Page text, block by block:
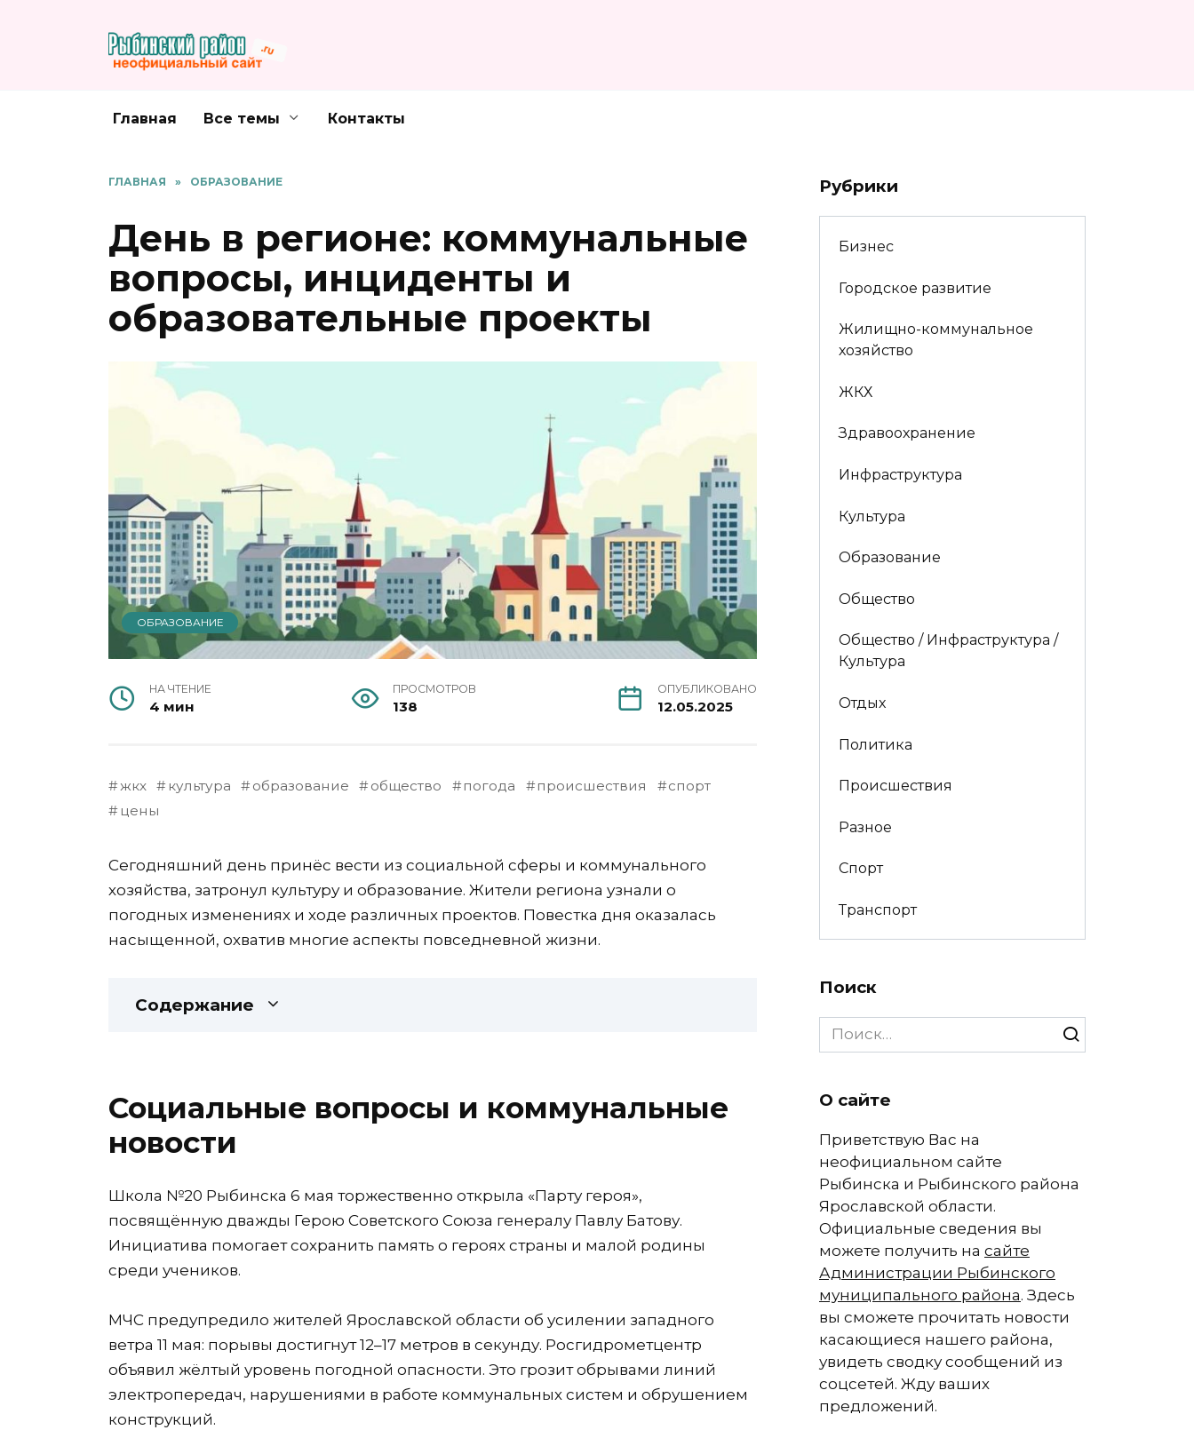
Главная Все темы Контакты
ГЛАВНАЯ » ОБРАЗОВАНИЕ
День в регионе: коммунальные
вопросы, инциденты и
образовательные проекты
ОБРАЗОВАНИЕ
НА ЧТЕНИЕ
4 мин
ПРОСМОТРОВ
138
ОПУБЛИКОВАНО
12.05.2025
жкх культура образование общество погода происшествия
спорт
цены
Сегодняшний день принёс вести из социальной сферы и коммунального
хозяйства, затронул культуру и образование. Жители региона узнали о
погодных изменениях и ходе различных проектов. Повестка дня оказалась
насыщенной, охватив многие аспекты повседневной жизни.
Содержание
Социальные вопросы и коммунальные
новости
Школа №20 Рыбинска 6 мая торжественно открыла «Парту героя»,
посвящённую дважды Герою Советского Союза генералу Павлу Батову.
Инициатива помогает сохранить память о героях страны и малой родины
среди учеников.
МЧС предупредило жителей Ярославской области об усилении западного
ветра 11 мая: порывы достигнут 12–17 метров в секунду. Росгидрометцентр
объявил жёлтый уровень погодной опасности. Это грозит обрывами линий
электропередач, нарушениями в работе коммунальных систем и обрушением
конструкций.
Рубрики
Бизнес
Городское развитие
Жилищно-коммунальное
хозяйство
ЖКХ
Здравоохранение
Инфраструктура
Культура
Образование
Общество
Общество / Инфраструктура /
Культура
Отдых
Политика
Происшествия
Разное
Спорт
Транспорт
Поиск
Search
for:
О сайте
Приветствую Вас на
неофициальном сайте
Рыбинска и Рыбинского района
Ярославской области.
Официальные сведения вы
можете получить на сайте
Администрации Рыбинского
муниципального района. Здесь
вы сможете прочитать новости
касающиеся нашего района,
увидеть сводку сообщений из
соцсетей. Жду ваших
предложений.